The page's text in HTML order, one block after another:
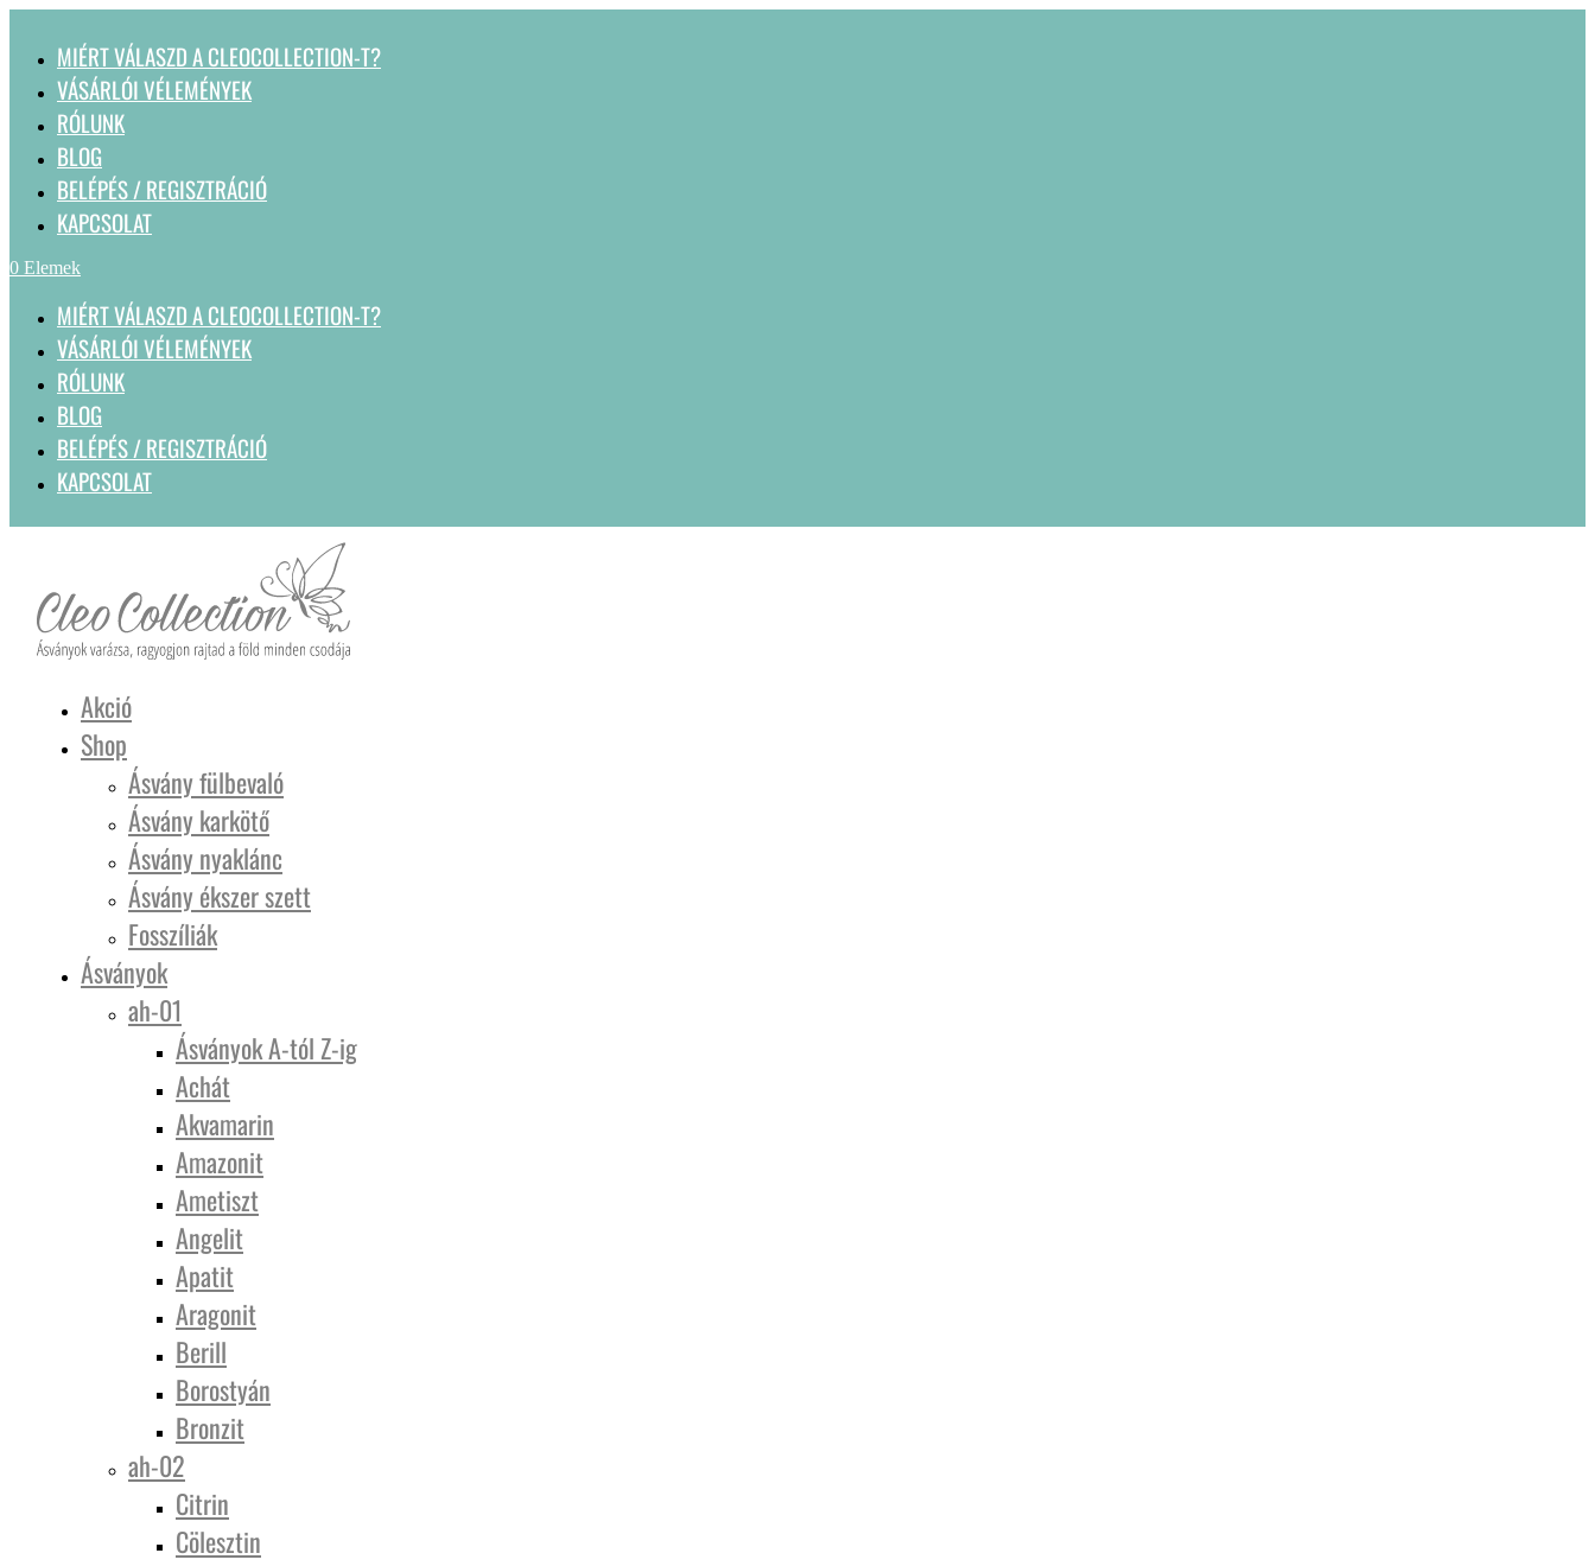
MIÉRT VÁLASZD A CLEOCOLLECTION-T?
VÁSÁRLÓI VÉLEMÉNYEK
RÓLUNK
BLOG
BELÉPÉS / REGISZTRÁCIÓ
KAPCSOLAT
0 Elemek
MIÉRT VÁLASZD A CLEOCOLLECTION-T?
VÁSÁRLÓI VÉLEMÉNYEK
RÓLUNK
BLOG
BELÉPÉS / REGISZTRÁCIÓ
KAPCSOLAT
Akció
Shop
Ásvány fülbevaló
Ásvány karkötő
Ásvány nyaklánc
Ásvány ékszer szett
Fosszíliák
Ásványok
ah-01
Ásványok A-tól Z-ig
Achát
Akvamarin
Amazonit
Ametiszt
Angelit
Apatit
Aragonit
Berill
Borostyán
Bronzit
ah-02
Citrin
Cölesztin